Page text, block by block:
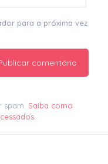
para a próxima vez
spam. Saiba como